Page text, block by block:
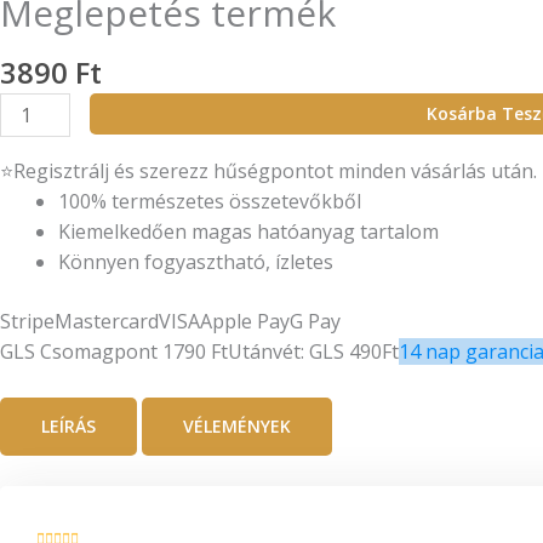
Meglepetés termék
3890 Ft
Meglepetés
termék
mennyiség
Kosárba
⭐Regisztrálj és szerezz hűségpontot minden vásárlás után.
100% természetes összetevőkből
Kiemelkedően magas hatóanyag tartalom
Könnyen fogyasztható, ízletes
StripeMastercardVISAApple PayG Pay
GLS Csomagpont 1790 FtUtánvét: GLS 490Ft14 nap garancia
LEÍRÁS VÉLEMÉNYEK